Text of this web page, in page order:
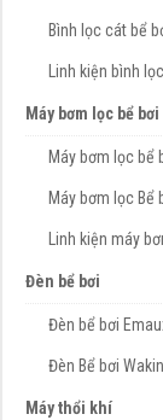
Bình lọc cát bể
Linh kiện bình
Máy bơm lọc bể bơi
Máy bơm lọc bể
Máy bơm lọc Bể
Linh kiện máy
Đèn bể bơi
Đèn bể bơi
Đèn Bể bơi
Máy thổi khí